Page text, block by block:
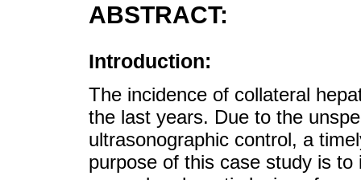
ABSTRACT:
Introduction:
The incidence of collateral
the last years. Due to the
ultrasonographic control, a
purpose of this case study is